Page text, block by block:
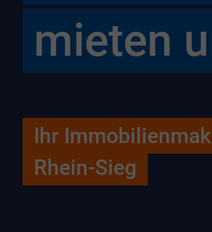
mieten
Ihr
Rhein-Sieg